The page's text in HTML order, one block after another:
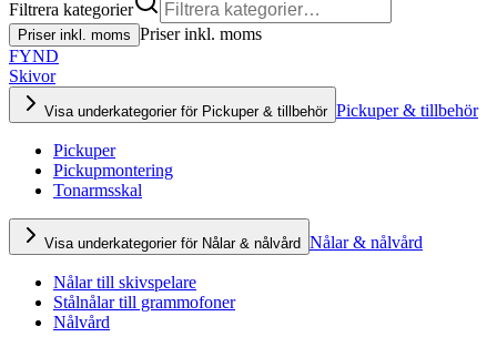
Filtrera kategorier
Priser inkl. moms Priser inkl. moms
FYND
Skivor
Visa underkategorier för Pickuper & tillbehör Pickuper & tillbehör
Pickuper
Pickupmontering
Tonarmsskal
Visa underkategorier för Nålar & nålvård Nålar & nålvård
Nålar till skivspelare
Stålnålar till grammofoner
Nålvård